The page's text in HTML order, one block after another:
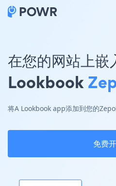
在您的网站上嵌
Lookbook
将A Lookbook app添加到您的Zepo
免费